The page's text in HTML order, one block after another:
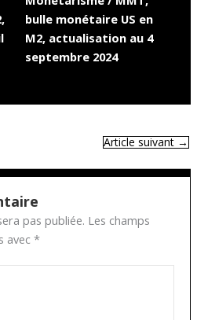
bulle monétaire US en
M2, actualisation au 4
septembre 2024
Article suivant→
pas publiée. Les champs
avec *